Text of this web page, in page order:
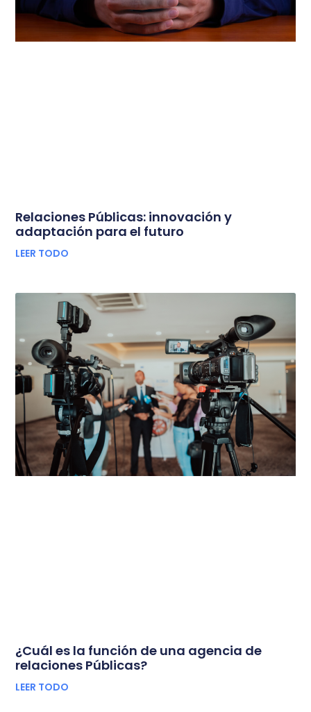
Relaciones Públicas: innovación y
adaptación para el futuro
LEER TODO
¿Cuál es la función de una agencia de
relaciones Públicas?
LEER TODO